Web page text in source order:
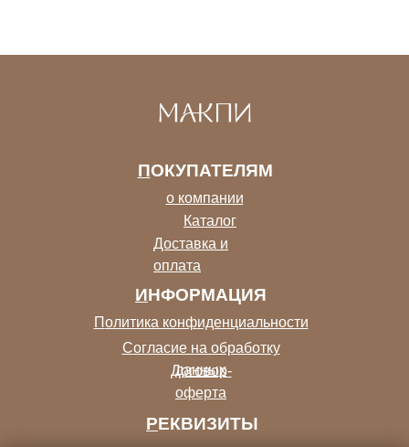
о компании
ПОКУПАТЕЛЯМ
ИНФОРМАЦИЯ
РЕКВИЗИТЫ
Каталог
Доставка и
оплата
Договор-
оферта
Согласие на обработку
данных
Политика конфиденциальности